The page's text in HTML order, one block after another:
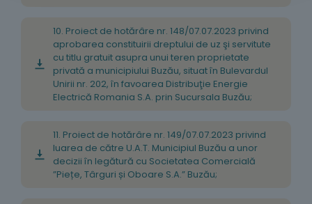
10. Proiect de hotărâre nr. 148/07.07.2023 privind
aprobarea constituirii dreptului de uz şi servitute
cu titlu gratuit asupra unui teren proprietate
privată a municipiului Buzău, situat în Bulevardul
Unirii nr. 202, în favoarea Distribuţie Energie
Electrică Romania S.A. prin Sucursala Buzău;
11. Proiect de hotărâre nr. 149/07.07.2023 privind
luarea de către U.A.T. Municipiul Buzău a unor
decizii în legătură cu Societatea Comercială
”Piețe, Târguri și Oboare S.A.” Buzău;